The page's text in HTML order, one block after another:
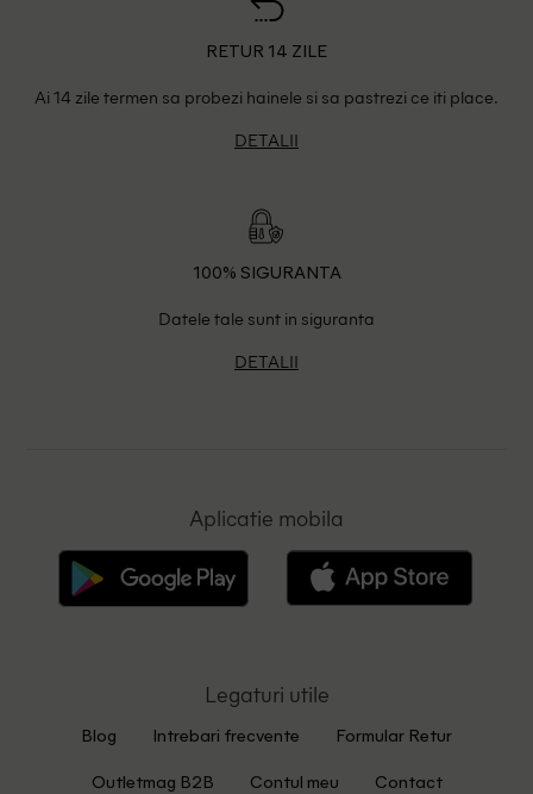
RETUR 14 ZILE
Ai 14 zile termen sa probezi hainele si sa pastrezi ce iti place.
DETALII
100% SIGURANTA
Datele tale sunt in siguranta
DETALII
Aplicatie mobila
Legaturi utile
Blog Intrebari frecvente Formular Retur
Outletmag B2B Contul meu Contact